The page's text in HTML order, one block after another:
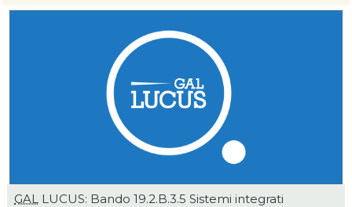
GAL LUCUS: Bando 19.2.B.3.5 Sistemi integrati